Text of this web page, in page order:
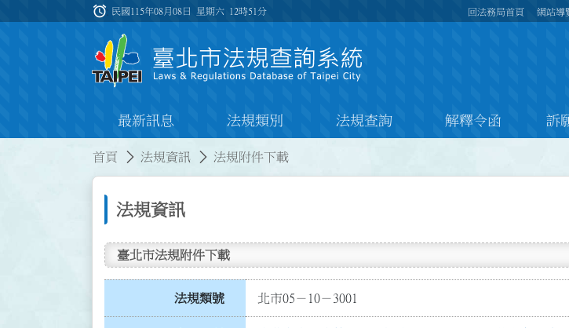
:::
alarm 民國115年08月08日 星期六 12時51分 回法務局首頁 網站導
最新訊息 法規類別 法規查詢 解釋令函 訴
首頁 法規資訊 法規附件下載
法規資訊
臺北市法規附件下載
法規類號 北市05－10－3001